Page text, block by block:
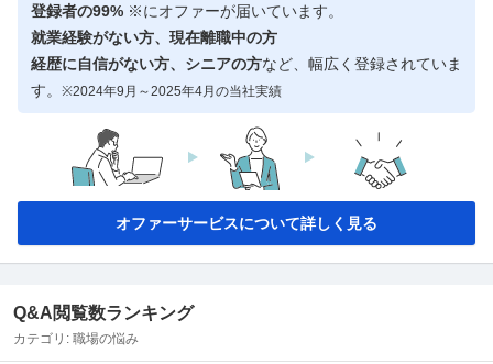
登録者の99% ※にオファーが届いています。
就業経験がない方、現在離職中の方
経歴に自信がない方、シニアの方など、幅広く登録されていま
す。 ※2024年9月～2025年4月の当社実績
オファーサービスについて詳しく見る
Q&A閲覧数ランキング
カテゴリ: 職場の悩み